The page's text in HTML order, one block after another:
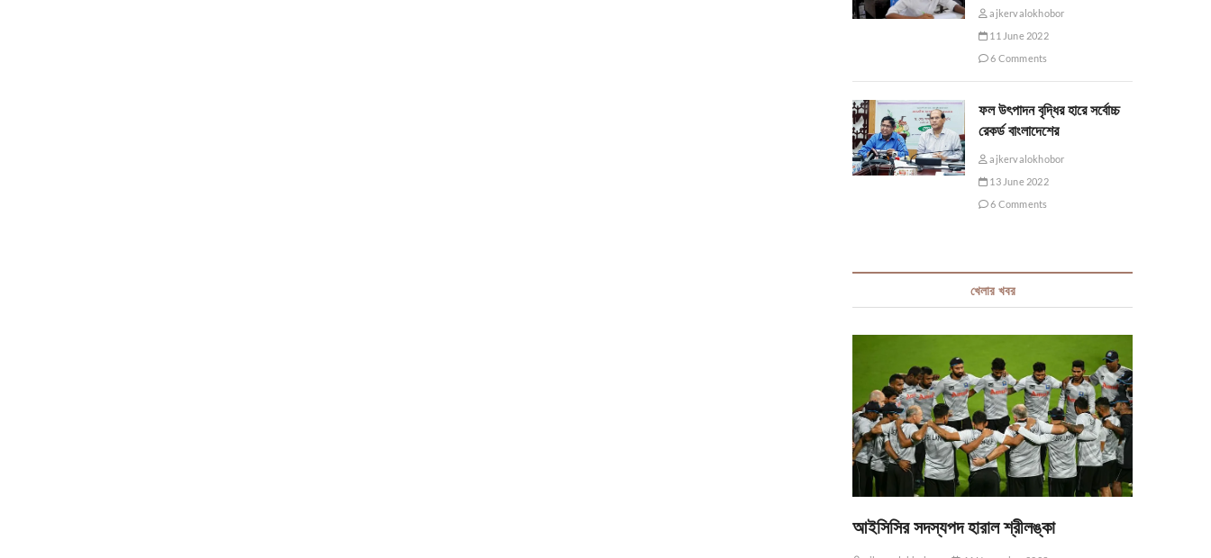
ajkervalokhobor
11 June 2022
6 Comments
ফল উৎপাদন বৃদ্ধির হারে সর্বোচ্চ
রেকর্ড বাংলাদেশের
ajkervalokhobor
13 June 2022
6 Comments
খেলার খবর
আইসিসির সদস্যপদ হারাল শ্রীলঙ্কা